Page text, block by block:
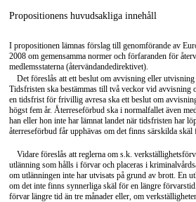
Propositionens huvudsakliga innehåll
I propositionen lämnas förslag till genomförande av
2008 om gemensamma normer och förfaranden för
medlemsstaterna (återvändandedirektivet).
Det föreslås att ett beslut om avvisning eller
Tidsfristen ska bestämmas till två veckor vid
en tidsfrist för frivillig avresa ska ett beslut om
högst fem år. Återreseförbud ska i normalfallet även
han eller hon inte har lämnat landet när tidsfristen har
återreseförbud får upphävas om det finns särskilda
Vidare föreslås att reglerna om s.k.
utlänning som hålls i förvar och placeras i
om utlänningen inte har utvisats på grund av brott. En
om det inte finns synnerliga skäl för en längre
förvar längre tid än tre månader eller, om